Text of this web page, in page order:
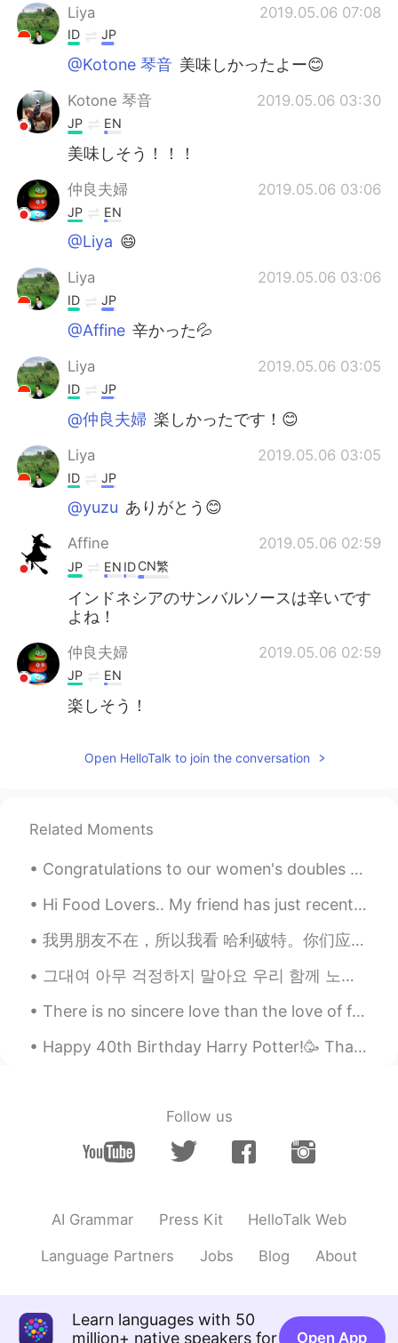
Liya
2019.05.06 07:08
ID JP
@Kotone 琴音 美味しかったよー😊
Kotone 琴音 2019.05.06 03:30
JP EN
美味しそう！！！
仲良夫婦 2019.05.06 03:06
JP EN
@Liya 😄
Liya 2019.05.06 03:06
ID JP
@Affine 辛かった💦
Liya 2019.05.06 03:05
ID JP
@仲良夫婦 楽しかったです！😊
Liya 2019.05.06 03:05
ID JP
@yuzu ありがとう😊
Affine 2019.05.06 02:59
JP EN IDCN繁
インドネシアのサンバルソースは辛いです
よね！
仲良夫婦 2019.05.06 02:59
JP EN
楽しそう！
Open HelloTalk to join the conversation
Related Moments
Congratulations to our women's doubles pair for winning the first Gold medal for Indonesia, which...
Hi Food Lovers.. My friend has just recently opened her own restaurant in the Philippines.. He...
我男朋友不在，所以我看 哈利破特。你们应该看过吧 😏 很好看啊啊啊，我最喜欢的 character 是 Oliver Wood 因为他很帅。我以前要买中文版的可是不知道要在哪儿买的啊 😖 如果你...
그대여 아무 걱정하지 말아요 우리 함께 노래합시다 그대 아픈 기억들 모두 그대여 그대 가슴에 깊이 묻어 버리고 지나간것은 지나간대로 그런 의미가 있죠 💐 月亮代表我的心🌙❤...
There is no sincere love than the love of food.. -George Bernard Shaw- I have had this once ev...
Happy 40th Birthday Harry Potter!🥳 Thank you for filling our childhood memories with joy, reading...
Follow us
AI Grammar Press Kit HelloTalk Web
Language Partners Jobs Blog About
Learn languages with 50
million+ native speakers for
Open App